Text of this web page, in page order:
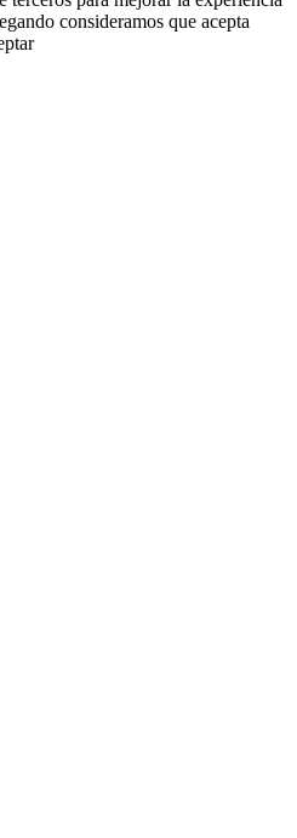
consideramos que acepta